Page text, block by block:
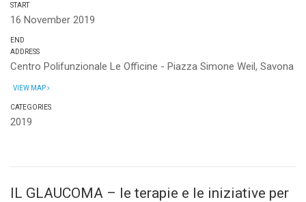
START
16 November 2019
END
ADDRESS
Centro Polifunzionale Le Officine - Piazza Simone Weil, Savona
VIEW MAP
CATEGORIES
2019
IL GLAUCOMA – le terapie e le iniziative per